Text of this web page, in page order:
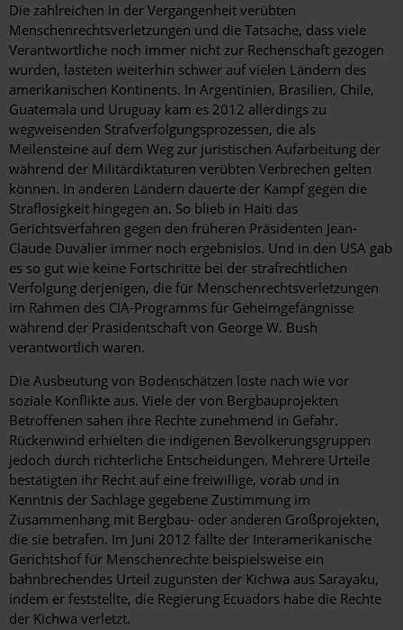
Die zahlreichen in der Vergangenheit verübten
Menschenrechtsverletzungen und die Tatsache, dass viele
Verantwortliche noch immer nicht zur Rechenschaft gezogen
wurden, lasteten weiterhin schwer auf vielen Ländern des
amerikanischen Kontinents. In Argentinien, Brasilien, Chile,
Guatemala und Uruguay kam es 2012 allerdings zu
wegweisenden Strafverfolgungsprozessen, die als
Meilensteine auf dem Weg zur juristischen Aufarbeitung der
während der Militärdiktaturen verübten Verbrechen gelten
können. In anderen Ländern dauerte der Kampf gegen die
Straflosigkeit hingegen an. So blieb in Haiti das
Gerichtsverfahren gegen den früheren Präsidenten Jean-
Claude Duvalier immer noch ergebnislos. Und in den USA gab
es so gut wie keine Fortschritte bei der strafrechtlichen
Verfolgung derjenigen, die für Menschenrechtsverletzungen
im Rahmen des CIA-Programms für Geheimgefängnisse
während der Präsidentschaft von George W. Bush
verantwortlich waren.
Die Ausbeutung von Bodenschätzen löste nach wie vor
soziale Konflikte aus. Viele der von Bergbauprojekten
Betroffenen sahen ihre Rechte zunehmend in Gefahr.
Rückenwind erhielten die indigenen Bevölkerungsgruppen
jedoch durch richterliche Entscheidungen. Mehrere Urteile
bestätigten ihr Recht auf eine freiwillige, vorab und in
Kenntnis der Sachlage gegebene Zustimmung im
Zusammenhang mit Bergbau- oder anderen Großprojekten,
die sie betrafen. Im Juni 2012 fällte der Interamerikanische
Gerichtshof für Menschenrechte beispielsweise ein
bahnbrechendes Urteil zugunsten der Kichwa aus Sarayaku,
indem er feststellte, die Regierung Ecuadors habe die Rechte
der Kichwa verletzt.